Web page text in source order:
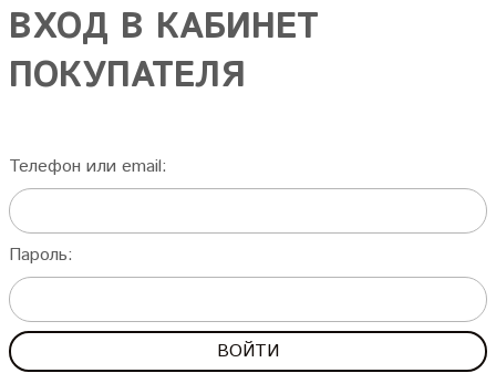
ВХОД В КАБИНЕТ
ПОКУПАТЕЛЯ
Телефон или email:
Пароль: